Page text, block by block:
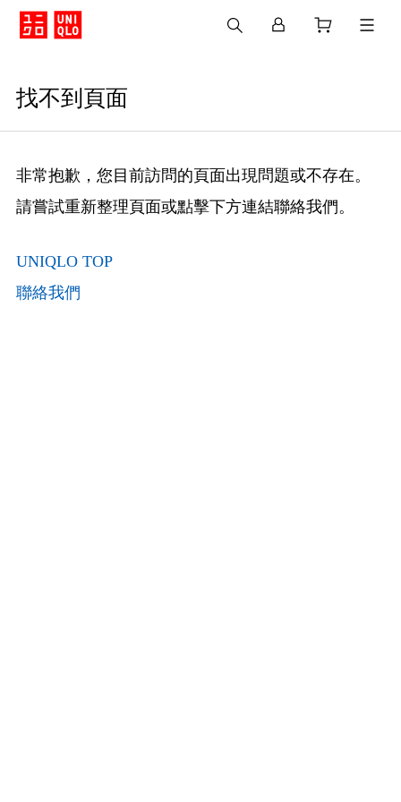
找不到頁面
非常抱歉，您目前訪問的頁面出現問題或不存在。
請嘗試重新整理頁面或點擊下方連結聯絡我們。
UNIQLO TOP
聯絡我們